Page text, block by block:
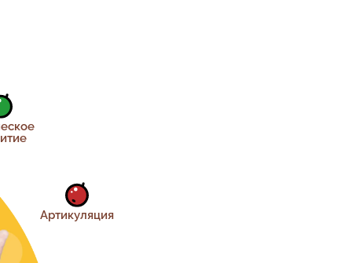
Артикуляция